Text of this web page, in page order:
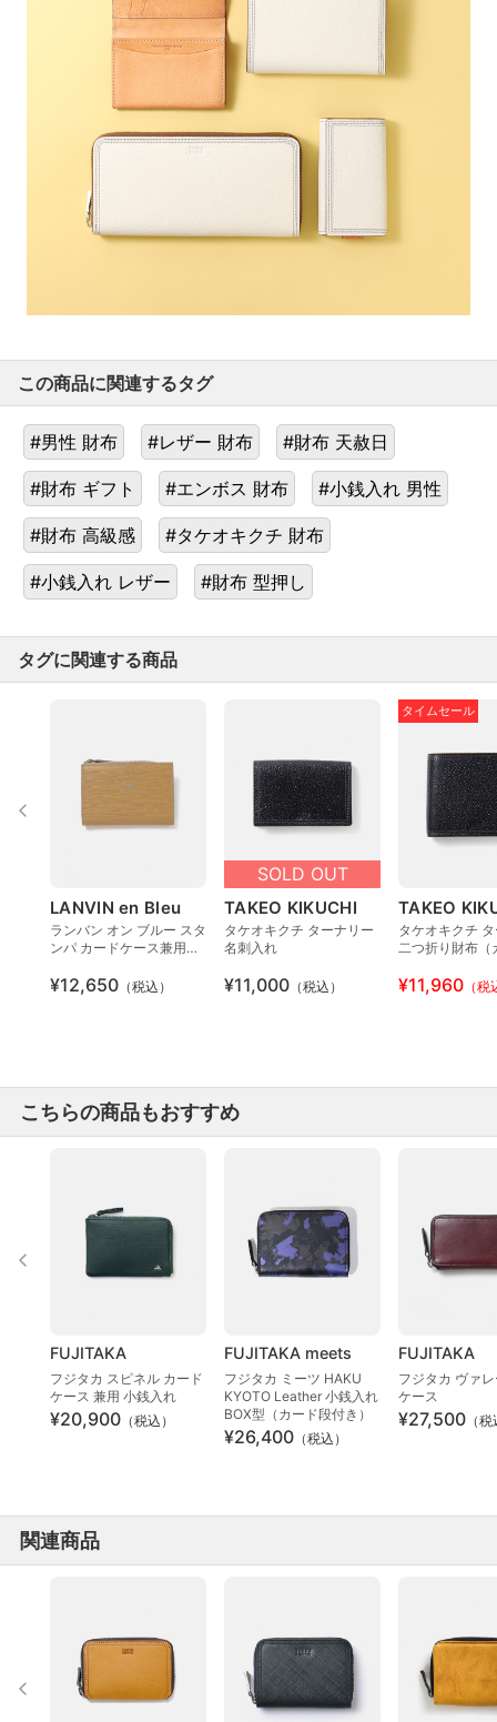
この商品に関連するタグ
#男性 財布 #レザー 財布 #財布 天赦日
#財布 ギフト #エンボス 財布 #小銭入れ 男性
#財布 高級感 #タケオキクチ 財布
#小銭入れ レザー #財布 型押し
タグに関連する商品
LANVIN en Bleu
ランバン オン ブルー スタ
ンパ カードケース兼用小
¥12,650 （税込）
SOLD OUT
TAKEO KIKUCHI
タケオキクチ ターナリー
名刺入れ
¥11,000 （税込）
タイムセール
TAKEO
タケオキクチ
二つ折り財布（
¥11,960 （
こちらの商品もおすすめ
FUJITAKA
フジタカ スピネル カード
ケース 兼用 小銭入れ
¥20,900 （税込）
FUJITAKA meets
フジタカ ミーツ HAKU
KYOTO Leather 小銭入れ
BOX型（カード段付き）
¥26,400 （税込）
FUJITAKA
フジタカ ヴァ
ケース
¥27,500 （
関連商品